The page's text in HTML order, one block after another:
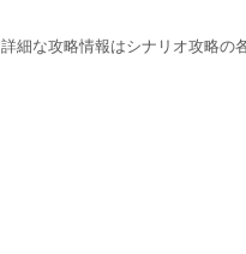
詳細な攻略情報はシナリオ攻略の